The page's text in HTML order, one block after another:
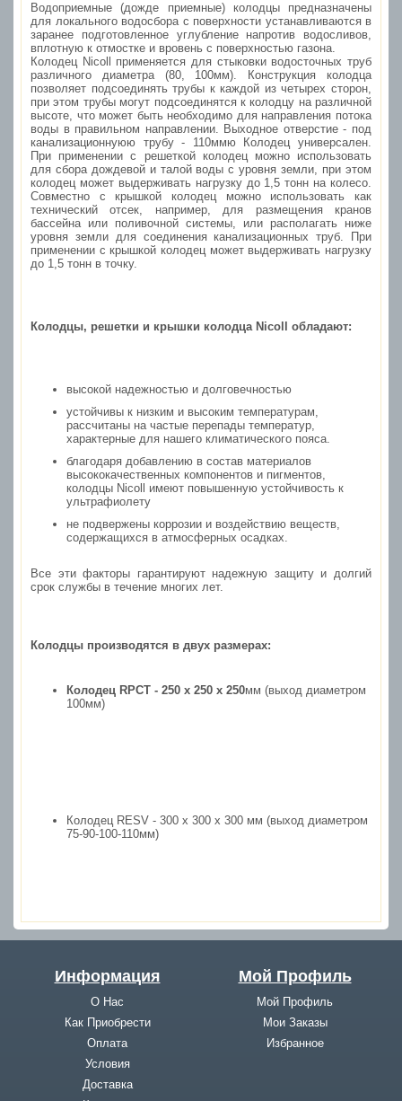
Водоприемные (дожде приемные) колодцы предназначены
для локального водосбора с поверхности устанавливаются в
заранее подготовленное углубление напротив водосливов,
вплотную к отмостке и вровень с поверхностью газона.
Колодец Nicoll применяется для стыковки водосточных труб
различного диаметра (80, 100мм). Конструкция колодца
позволяет подсоединять трубы к каждой из четырех сторон,
при этом трубы могут подсоединятся к колодцу на различной
высоте, что может быть необходимо для направления потока
воды в правильном направлении. Выходное отверстие - под
канализационнуюю трубу - 110ммю Колодец универсален.
При применении с решеткой колодец можно использовать
для сбора дождевой и талой воды с уровня земли, при этом
колодец может выдерживать нагрузку до 1,5 тонн на колесо.
Совместно с крышкой колодец можно использовать как
технический отсек, например, для размещения кранов
бассейна или поливочной системы, или располагать ниже
уровня земли для соединения канализационных труб. При
применении с крышкой колодец может выдерживать нагрузку
до 1,5 тонн в точку.
Колодцы, решетки и крышки колодца Nicoll обладают:
высокой надежностью и долговечностью
устойчивы к низким и высоким температурам,
рассчитаны на частые перепады температур,
характерные для нашего климатического пояса.
благодаря добавлению в состав материалов
высококачественных компонентов и пигментов,
колодцы Nicoll имеют повышенную устойчивость к
ультрафиолету
не подвержены коррозии и воздействию веществ,
содержащихся в атмосферных осадках.
Все эти факторы гарантируют надежную защиту и долгий
срок службы в течение многих лет.
Колодцы производятся в двух размерах:
Колодец RPCT - 250 x 250 x 250мм (выход диаметром
100мм)
Колодец RESV - 300 x 300 x 300 мм (выход диаметром
75-90-100-110мм)
Информация
О Нас
Как Приобрести
Оплата
Условия
Доставка
Мой Профиль
Мой Профиль
Мои Заказы
Избранное